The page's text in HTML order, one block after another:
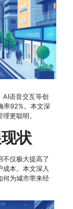
AI语音交互等创
率92%。本文深
更聪明。
状
不仅极大提高了
本。本文深入
何为城市带来经